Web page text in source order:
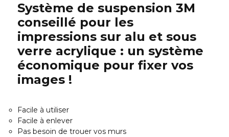
Système de suspension 3M
conseillé pour les
impressions sur alu et sous
verre acrylique : un système
économique pour fixer vos
images !
Facile à utiliser
Facile à enlever
Pas besoin de trouer vos murs